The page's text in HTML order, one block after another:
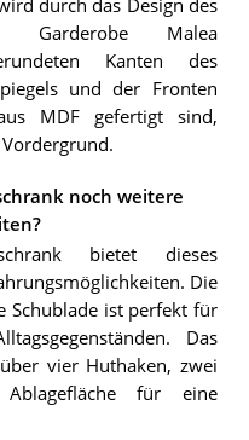
durch das Design des
Garderobe Malea
Kanten des
und der Fronten
MDF gefertigt sind,
noch weitere
bietet dieses
Die
Schublade ist perfekt für
Das
vier Huthaken, zwei
für eine